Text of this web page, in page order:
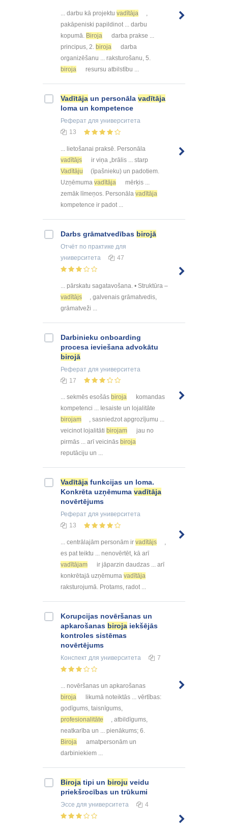
... darbu kā projektu vadītāja
,
pakāpeniski papildinot ... darbu
kopumā. Biroja
darba prakse ...
principus, 2. biroja
darba
organizēšanu ... raksturošanu, 5.
biroja
resursu atbilstību ...
Vadītāja un personāla vadītāja
loma un kompetence
Реферат для университета
13
... lietošanai praksē. Personāla
vadītājs
ir viņa „brālis ... starp
Vadītāju
(īpašnieku) un padotiem.
Uzņēmuma vadītāja
mērķis ...
zemāk līmeņos. Personāla vadītāja
kompetence ir padot ...
Darbs grāmatvedības birojā
Отчёт по практике для
университета
47
... pārskatu sagatavošana. • Struktūra –
vadītājs
, galvenais grāmatvedis,
grāmatveži ...
Darbinieku onboarding
procesa ieviešana advokātu
birojā
Реферат для университета
17
... sekmēs esošās biroja
komandas
kompetenci ... Iesaiste un lojalitāte
birojam
, sasniedzot apgrozījumu ...
veicinot lojalitāti birojam
jau no
pirmās ... arī veicinās biroja
reputāciju un ...
Vadītāja funkcijas un loma.
Konkrēta uzņēmuma vadītāja
novērtējums
Реферат для университета
13
... centrālajām personām ir vadītājs
,
es pat teiktu ... nenovērtēt, kā arī
vadītājam
ir jāparzin daudzas ... arī
konkrētajā uzņēmuma vadītāja
raksturojumā. Protams, radot ...
Korupcijas novēršanas un
apkarošanas biroja iekšējās
kontroles sistēmas
novērtējums
Конспект для университета 7
... novēršanas un apkarošanas
biroja
likumā noteiktās ... vērtības:
godīgums, taisnīgums,
profesionalitāte
, atbildīgums,
neatkarība un ... pienākums; 6.
Biroja
amatpersonām un
darbiniekiem ...
Biroja tipi un biroju veidu
priekšrocības un trūkumi
Эссе для университета 4